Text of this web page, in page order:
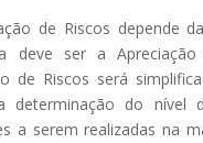
de Riscos depende
deve ser a
de Riscos será
determinação do nível
a serem realizadas na